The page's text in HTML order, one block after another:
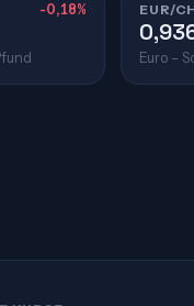
-0,18% EUR/
Euro –